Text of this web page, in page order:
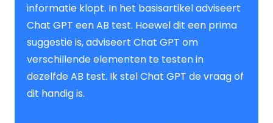
informatie klopt. In het basisartikel adviseert
Chat GPT een AB test. Hoewel dit een prima
suggestie is, adviseert Chat GPT om
verschillende elementen te testen in
dezelfde AB test. Ik stel Chat GPT de vraag of
dit handig is.